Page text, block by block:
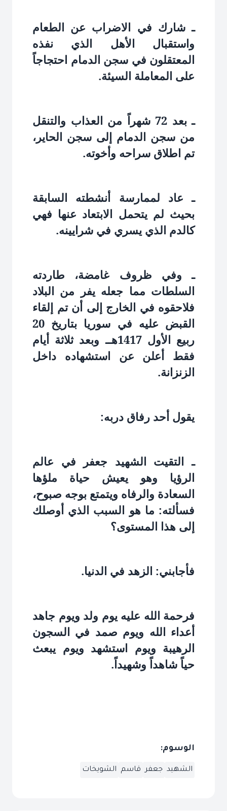
ـ شارك في الاضراب عن الطعام
واستقبال الأهل الذي نفذه
المعتقلون في سجن الدمام احتجاجاً
على المعاملة السيئة.
ـ بعد 72 شهراً من العذاب والتنقل
من سجن الدمام إلى سجن الحاير،
تم اطلاق سراحه وأخوته.
ـ عاد لممارسة أنشطته السابقة
بحيث لم يتحمل الابتعاد عنها فهي
كالدم الذي يسري في شرايينه.
ـ وفي ظروف غامضة، طاردته
السلطات مما جعله يفر من البلاد
فلاحقوه في الخارج إلى أن تم إلقاء
القبض عليه في سوريا بتاريخ 20
ربيع الأول 1417هــ وبعد ثلاثة أيام
فقط أعلن عن استشهاده داخل
الزنزانة.
يقول أحد رفاق دربه:
ـ التقيت الشهيد جعفر في عالم
الرؤيا وهو يعيش حياة ملؤها
السعادة والرفاه ويتمتع بوجه صبوح،
فسألته: ما هو السبب الذي أوصلك
إلى هذا المستوى؟
فأجابني: الزهد في الدنيا.
فرحمة الله عليه يوم ولد ويوم جاهد
أعداء الله ويوم صمد في السجون
الرهيبة ويوم استشهد ويوم يبعث
حياً شاهداً وشهيداً.
الوسوم:
الشهيد جعفر قاسم الشويخات